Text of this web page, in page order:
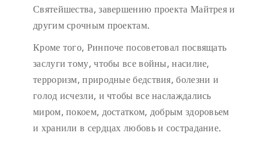
Святейшества, завершению проекта Майтрея и
другим срочным проектам.
Кроме того, Ринпоче посоветовал посвящать
заслуги тому, чтобы все войны, насилие,
терроризм, природные бедствия, болезни и
голод исчезли, и чтобы все наслаждались
миром, покоем, достатком, добрым здоровьем
и хранили в сердцах любовь и сострадание.